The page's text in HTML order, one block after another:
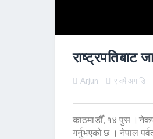
राष्ट्रपतिबाट
Arjun ९ वर्ष अगाडि
काठमाडौँ, १४ पुस
गर्नुभएको छ । नेपाल